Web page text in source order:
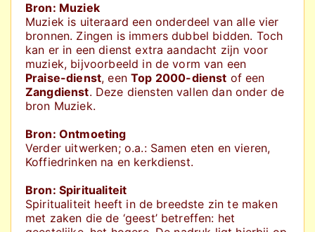
Bron: Muziek
Muziek is uiteraard een onderdeel van alle vier
bronnen. Zingen is immers dubbel bidden. Toch
kan er in een dienst extra aandacht zijn voor
muziek, bijvoorbeeld in de vorm van een
Praise-dienst, eenTop 2000-dienst of een
Zangdienst. Deze diensten vallen dan onder de
bron Muziek.
Bron: Ontmoeting
Verder uitwerken; o.a.: Samen eten en vieren,
Koffiedrinken na en kerkdienst.
Bron: Spiritualiteit
Spiritualiteit heeft in de breedste zin te maken
met zaken die de ‘geest’ betreffen: het